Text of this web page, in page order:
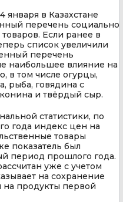
января в Казахстане
перечень социально
Если ранее в
список увеличили
перечень
наибольшее влияние на
в том числе огурцы,
рыба, говядина с
и твёрдый сыр.
статистики, по
года индекс цен на
товары
показатель был
период прошлого года.
уже с учетом
на сохранение
на продукты первой